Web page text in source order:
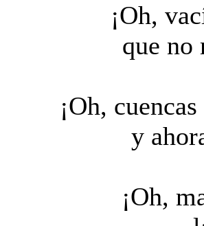
¡Oh,
que no
¡Oh,
y
¡Oh,